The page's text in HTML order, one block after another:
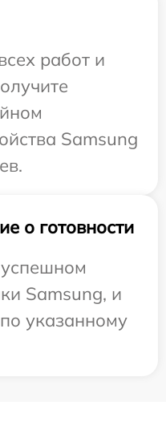
работ и
Samsung
о готовности
Samsung, и
указанному